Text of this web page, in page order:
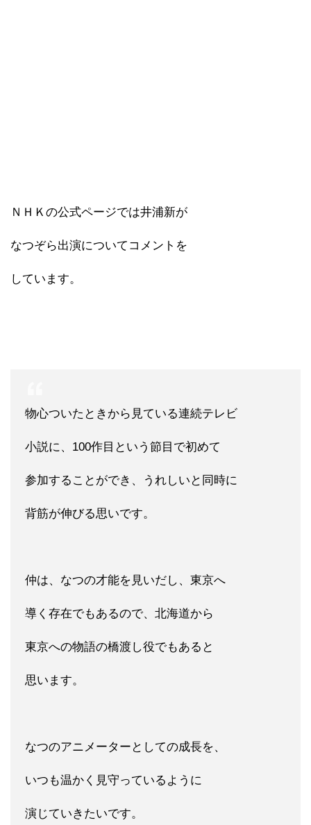
ＮＨＫの公式ページでは井浦新が
なつぞら出演についてコメントを
しています。
物心ついたときから見ている連続テレビ
小説に、100作目という節目で初めて
参加することができ、うれしいと同時に
背筋が伸びる思いです。
仲は、なつの才能を見いだし、東京へ
導く存在でもあるので、北海道から
東京への物語の橋渡し役でもあると
思います。
なつのアニメーターとしての成長を、
いつも温かく見守っているように
演じていきたいです。